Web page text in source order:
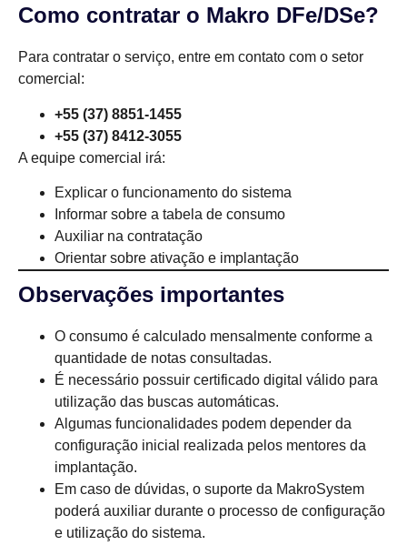
Como contratar o Makro DFe/DSe?
Para contratar o serviço, entre em contato com o setor
comercial:
+55 (37) 8851-1455
+55 (37) 8412-3055
A equipe comercial irá:
Explicar o funcionamento do sistema
Informar sobre a tabela de consumo
Auxiliar na contratação
Orientar sobre ativação e implantação
Observações importantes
O consumo é calculado mensalmente conforme a
quantidade de notas consultadas.
É necessário possuir certificado digital válido para
utilização das buscas automáticas.
Algumas funcionalidades podem depender da
configuração inicial realizada pelos mentores da
implantação.
Em caso de dúvidas, o suporte da MakroSystem
poderá auxiliar durante o processo de configuração
e utilização do sistema.